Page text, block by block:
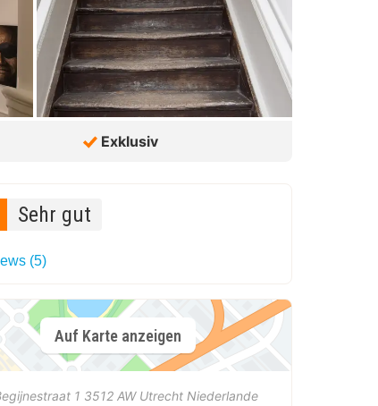
Exklusiv
Sehr gut
(5)
Auf Karte anzeigen
1 3512 AW Utrecht Niederlande